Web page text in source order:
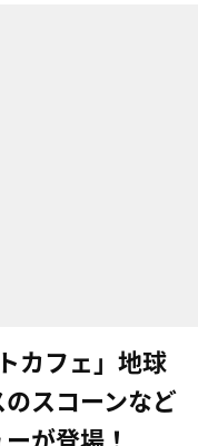
カフェ」地球
スコーンなど
が登場！